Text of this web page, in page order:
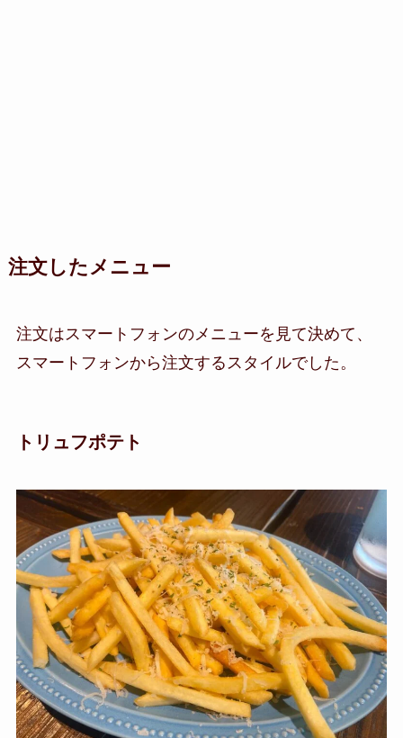
注文したメニュー
注文はスマートフォンのメニューを見て決めて、
スマートフォンから注文するスタイルでした。
トリュフポテト